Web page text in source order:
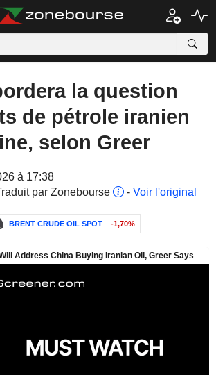
la question
de pétrole iranien
selon Greer
à 17:38
par Zonebourse
- Voir l'original
BRENT CRUDE OIL SPOT -1,70%